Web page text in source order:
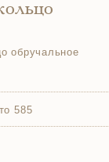
обручальное
585